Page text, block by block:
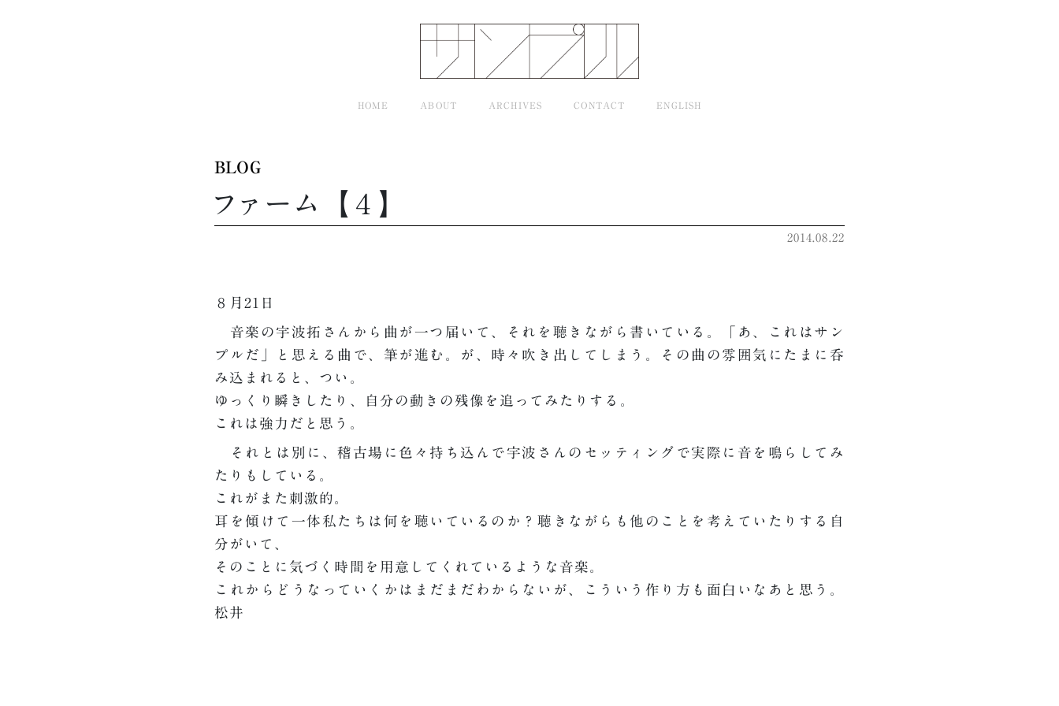
HOME ABOUT ARCHIVES CONTACT ENGLISH
BLOG
ファーム【４】
2014.08.22
８月21日
音楽の宇波拓さんから曲が一つ届いて、それを聴きながら書いている。「あ、これはサン
プルだ」と思える曲で、筆が進む。が、時々吹き出してしまう。その曲の雰囲気にたまに呑
み込まれると、つい。
ゆっくり瞬きしたり、自分の動きの残像を追ってみたりする。
これは強力だと思う。
それとは別に、稽古場に色々持ち込んで宇波さんのセッティングで実際に音を鳴らしてみ
たりもしている。
これがまた刺激的。
耳を傾けて一体私たちは何を聴いているのか？聴きながらも他のことを考えていたりする自
分がいて、
そのことに気づく時間を用意してくれているような音楽。
これからどうなっていくかはまだまだわからないが、こういう作り方も面白いなあと思う。
松井